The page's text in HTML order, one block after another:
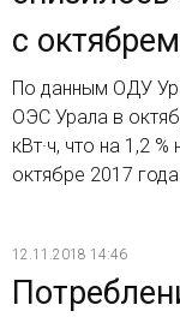
с
По данным ОДУ
ОЭС Урала в
кВт·ч, что на 1,2
октябре 2017 года
12.11.2018 14:46